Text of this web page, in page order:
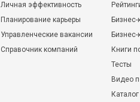
Личная эффективность
Планирование карьеры
Управленческие вакансии
Справочник компаний
Бизнес-
Книги
Тесты
Видео